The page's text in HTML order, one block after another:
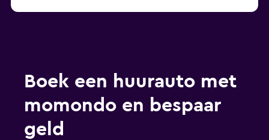
Boek een huurauto met
momondo en bespaar
geld